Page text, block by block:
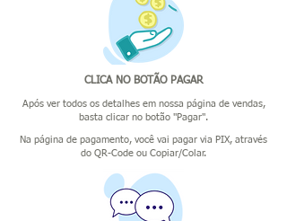
CLICA NO BOTÃO PAGAR
Após ver todos os detalhes em nossa página de vendas,
basta clicar no botão "Pagar".
Na página de pagamento, você vai pagar via PIX, através
do QR-Code ou Copiar/Colar.